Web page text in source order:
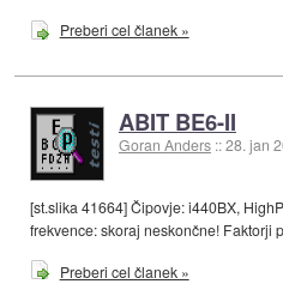
Preberi cel članek »
ABIT BE6-II
Goran Anders ::28. jan
[st.slika 41664] Čipovje: i440BX,
frekvence: skoraj neskončne! Faktorji
Preberi cel članek »